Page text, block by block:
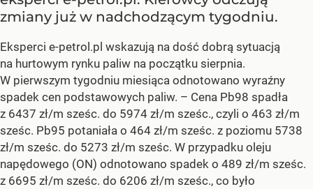
zmiany już w nadchodzącym tygodniu.
Eksperci e-petrol.pl wskazują na dość dobrą sytuacją
na hurtowym rynku paliw na początku sierpnia.
W pierwszym tygodniu miesiąca odnotowano wyraźny
spadek cen podstawowych paliw. – Cena Pb98 spadła
z 6437 zł/m sześc. do 5974 zł/m sześc., czyli o 463 zł/m
sześc. Pb95 potaniała o 464 zł/m sześc. z poziomu 5738
zł/m sześc. do 5273 zł/m sześc. W przypadku oleju
napędowego (ON) odnotowano spadek o 489 zł/m sześc.
z 6695 zł/m sześc. do 6206 zł/m sześc., co było